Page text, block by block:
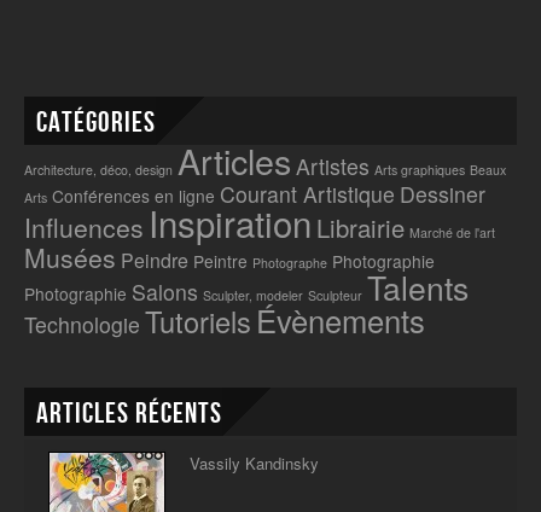
Catégories
Architecture, déco, design Articles Artistes Arts graphiques Beaux
Arts Conférences en ligne Courant Artistique Dessiner
Influences Inspiration Librairie Marché de l'art
Musées Peindre Peintre Photographe Photographie
Photographie Salons Sculpter, modeler Sculpteur Talents
Technologie Tutoriels Évènements
Articles récents
Vassily Kandinsky